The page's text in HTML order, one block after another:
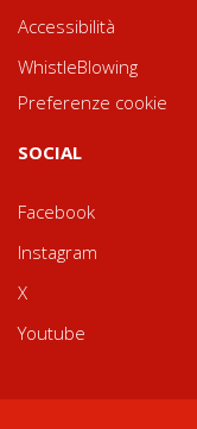
Accessibilità
WhistleBlowing
Preferenze cookie
SOCIAL
Facebook
Instagram
X
Youtube